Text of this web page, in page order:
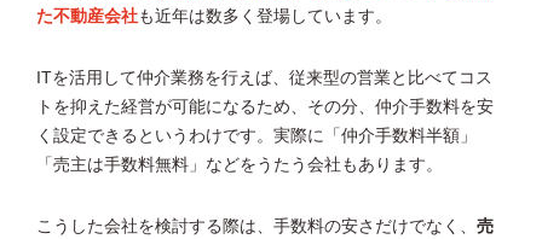
た不動産会社も近年は数多く登場しています。
ITを活用して仲介業務を行えば、従来型の営業と比べてコス
トを抑えた経営が可能になるため、その分、仲介手数料を安
く設定できるというわけです。実際に「仲介手数料半額」
「売主は手数料無料」などをうたう会社もあります。
こうした会社を検討する際は、手数料の安さだけでなく、 売